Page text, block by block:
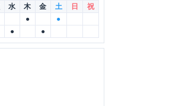
水 木 金 土 日
祝
●
●
● ●